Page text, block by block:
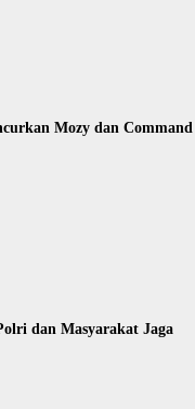
Mozy dan Command
dan Masyarakat Jaga